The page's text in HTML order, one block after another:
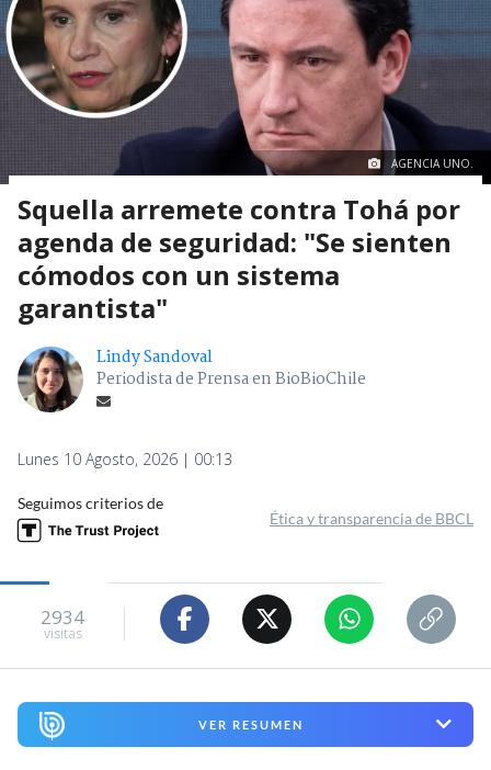
AGENCIA UNO.
Squella arremete contra Tohá por
agenda de seguridad: "Se sienten
cómodos con un sistema
garantista"
Lindy Sandoval
Periodista de Prensa en BioBioChile
Lunes 10 Agosto, 2026 | 00:13
Seguimos criterios de
Ética y transparencia de BBCL
2934
visitas
VER RESUMEN